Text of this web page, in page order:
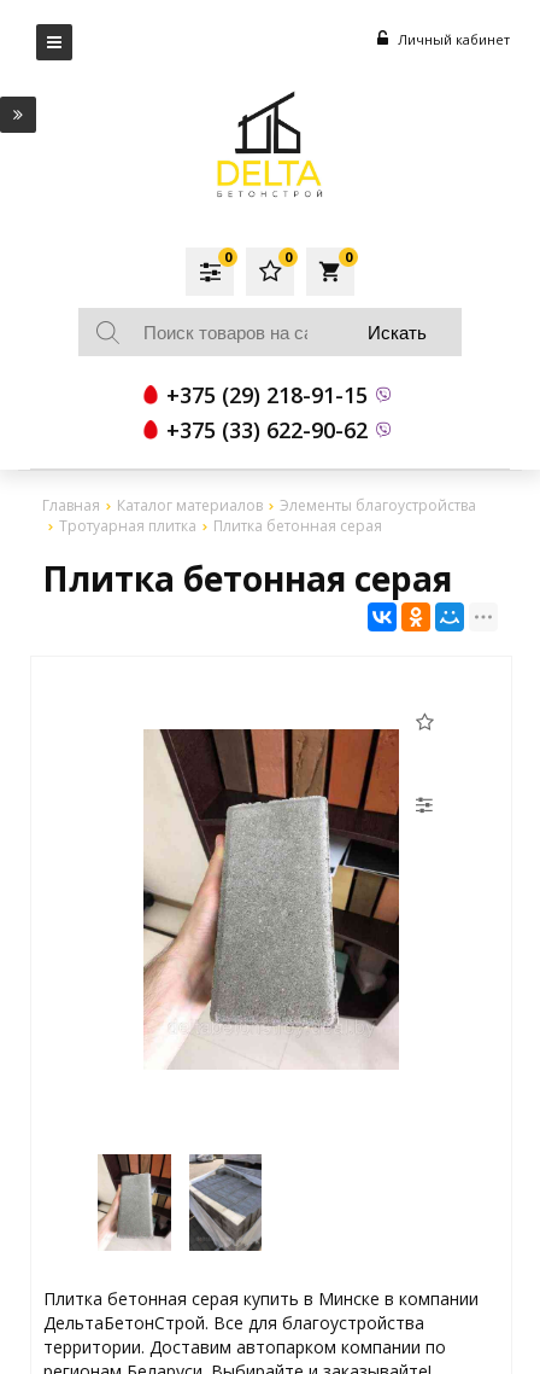
Личный кабинет
local_grocery_store
0
0
0
+375 (29) 218-91-15
+375 (33) 622-90-62
Главная Каталог материалов
Элементы благоустройства
Тротуарная плитка
Плитка бетонная серая
Плитка бетонная серая
Плитка бетонная серая купить в Минске в компании
ДельтаБетонСтрой. Все для благоустройства
территории. Доставим автопарком компании по